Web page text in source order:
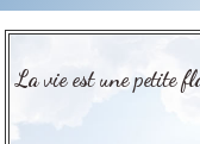
La vie est une petite